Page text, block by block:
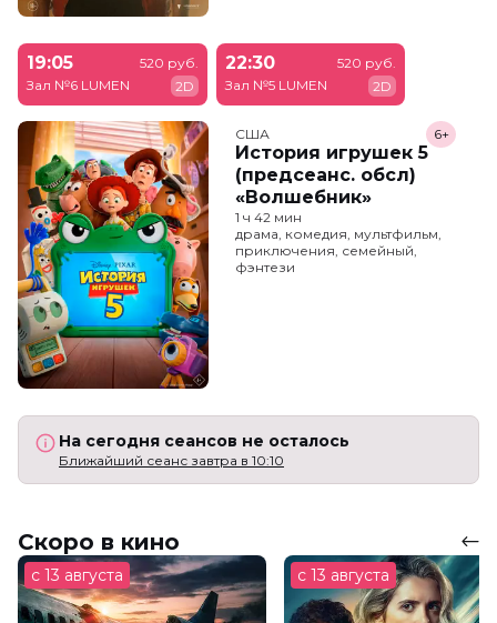
19:05
Зал №6 LUMEN
520 руб.
2D
22:30
Зал №5 LUMEN
520 руб.
2D
США
История игрушек 5
(предсеанс. обсл)
«Волшебник»
6+
1 ч 42 мин
драма, комедия, мультфильм,
приключения, семейный,
фэнтези
На сегодня сеансов не осталось
Ближайший сеанс завтра в 10:10
Скоро в кино
с 13 августа с 13 августа